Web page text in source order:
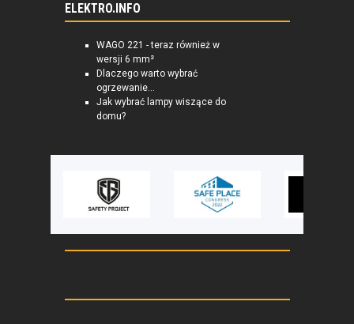
ELEKTRO.INFO
WAGO 221 - teraz również w
wersji 6 mm²
Dlaczego warto wybrać
ogrzewanie...
Jak wybrać lampy wiszące do
domu?